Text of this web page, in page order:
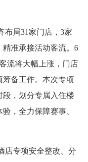
布局31家门店，3家
准承接活动客流。6
流将大幅上涨，门店
备工作。本次专项
段，划分专属入住楼
，全力保障赛事、
店专项安全整改、分